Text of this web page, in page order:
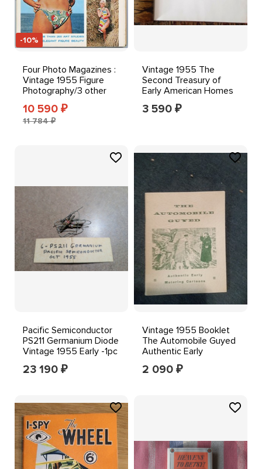
-10%
Four Photo Magazines :
Vintage 1955 Figure
Photography/3 other
similar magazines
10 590 ₽
11 784 ₽
Vintage 1955 The
Second Treasury of
Early American Homes
Richard Pratt Hardcover
3 590 ₽
Pacific Semiconductor
PS211 Germanium Diode
Vintage 1955 Early -1pc
23 190 ₽
Vintage 1955 Booklet
The Automobile Guyed
Authentic Early
Motoring Cartoons
Book
2 090 ₽